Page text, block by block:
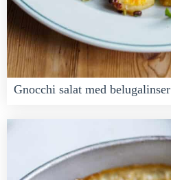
Gnocchi salat med belugalinser